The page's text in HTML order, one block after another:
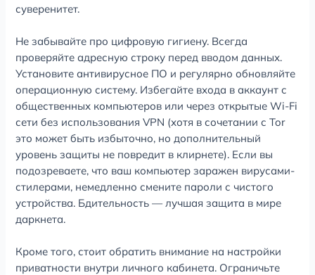
суверенитет.
Не забывайте про цифровую гигиену. Всегда
проверяйте адресную строку перед вводом данных.
Установите антивирусное ПО и регулярно обновляйте
операционную систему. Избегайте входа в аккаунт с
общественных компьютеров или через открытые Wi-Fi
сети без использования VPN (хотя в сочетании с Tor
это может быть избыточно, но дополнительный
уровень защиты не повредит в клирнете). Если вы
подозреваете, что ваш компьютер заражен вирусами-
стилерами, немедленно смените пароли с чистого
устройства. Бдительность — лучшая защита в мире
даркнета.
Кроме того, стоит обратить внимание на настройки
приватности внутри личного кабинета. Ограничьте